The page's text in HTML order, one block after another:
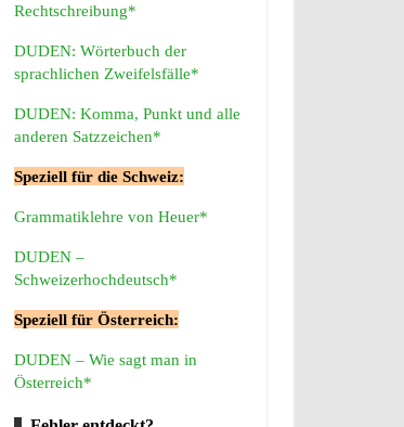
Rechtschreibung*
DUDEN: Wörterbuch der
sprachlichen Zweifelsfälle*
DUDEN: Komma, Punkt und alle
anderen Satzzeichen*
Speziell für die Schweiz:
Grammatiklehre von Heuer*
DUDEN –
Schweizerhochdeutsch*
Speziell für Österreich:
DUDEN – Wie sagt man in
Österreich*